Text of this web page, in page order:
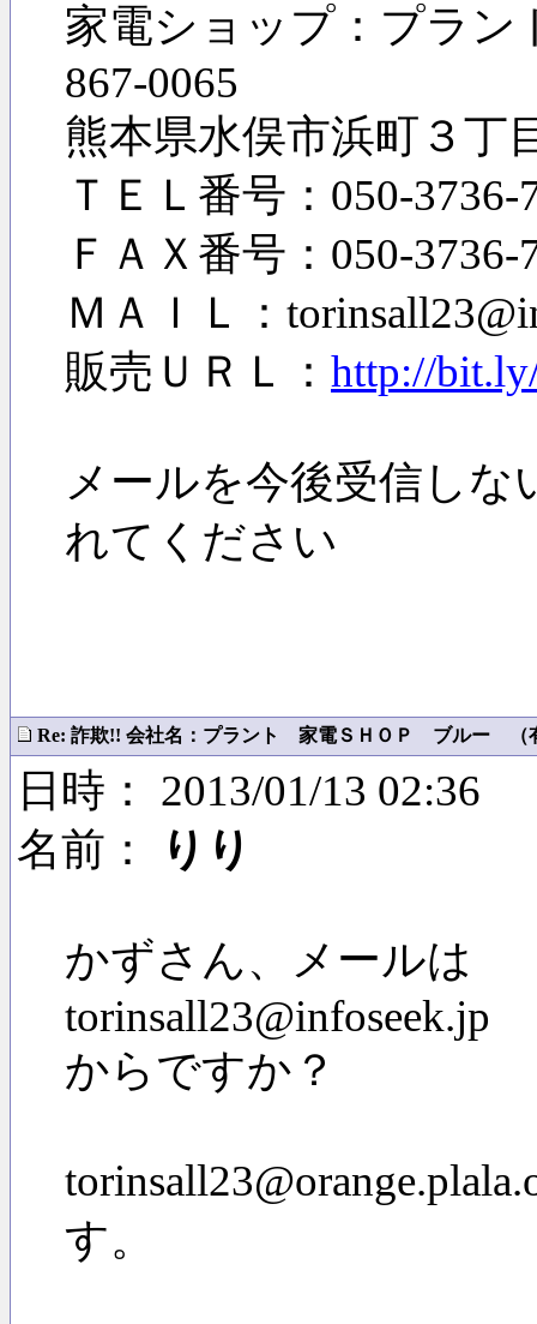
家電ショップ：プラン
867-0065
熊本県水俣市浜町３
ＴＥＬ番号：050-3736-
ＦＡＸ番号：050-3736-
ＭＡＩＬ：
販売ＵＲＬ： http://
メールを今後受信し
れてください
Re: 詐欺!! 会社名：プラント 家電ＳＨＯＰ ブルー （
日時： 2013/01/13 02:36
名前：
りり
かずさん、メールは
torinsall23@infoseek.jp
からですか？
す。